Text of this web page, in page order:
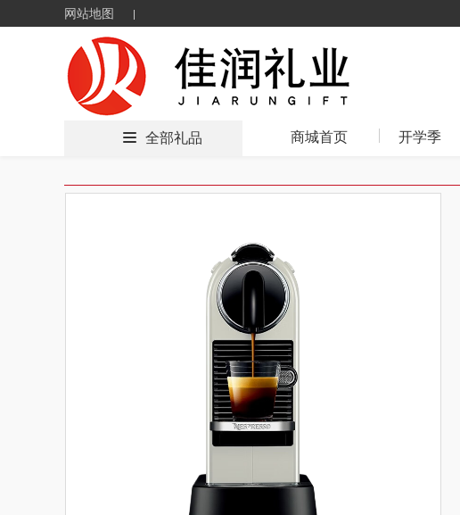
网站地图
全部礼品 商城首页 开学季